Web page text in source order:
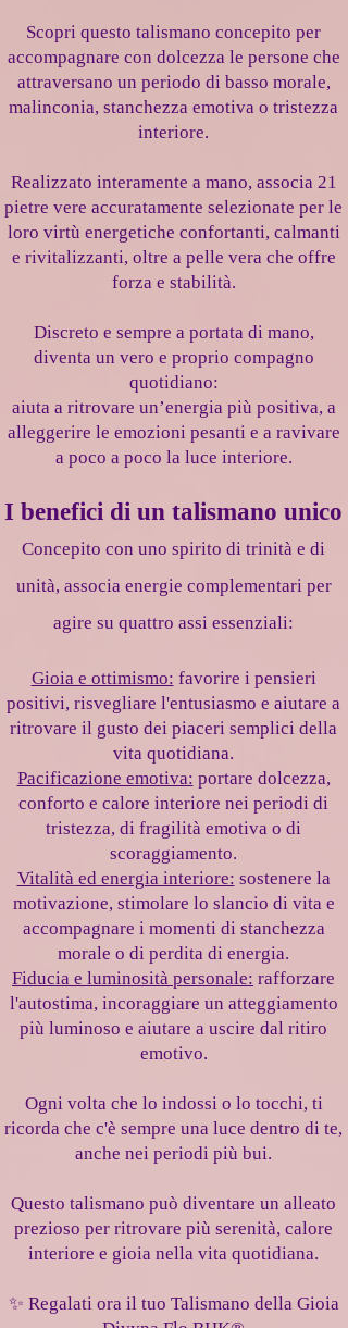
Scopri questo talismano concepito per
accompagnare con dolcezza le persone che
attraversano un periodo di basso morale,
malinconia, stanchezza emotiva o tristezza
interiore.
Realizzato interamente a mano, associa 21
pietre vere accuratamente selezionate per le
loro virtù energetiche confortanti, calmanti
e rivitalizzanti, oltre a pelle vera che offre
forza e stabilità.
Discreto e sempre a portata di mano,
diventa un vero e proprio compagno
quotidiano:
aiuta a ritrovare un’energia più positiva, a
alleggerire le emozioni pesanti e a ravivare
a poco a poco la luce interiore.
I benefici di un talismano unico
Concepito con uno spirito di trinità e di
unità, associa energie complementari per
agire su quattro assi essenziali:
Gioia e ottimismo: favorire i pensieri
positivi, risvegliare l'entusiasmo e aiutare a
ritrovare il gusto dei piaceri semplici della
vita quotidiana.
Pacificazione emotiva: portare dolcezza,
conforto e calore interiore nei periodi di
tristezza, di fragilità emotiva o di
scoraggiamento.
Vitalità ed energia interiore: sostenere la
motivazione, stimolare lo slancio di vita e
accompagnare i momenti di stanchezza
morale o di perdita di energia.
Fiducia e luminosità personale: rafforzare
l'autostima, incoraggiare un atteggiamento
più luminoso e aiutare a uscire dal ritiro
emotivo.
Ogni volta che lo indossi o lo tocchi, ti
ricorda che c'è sempre una luce dentro di te,
anche nei periodi più bui.
Questo talismano può diventare un alleato
prezioso per ritrovare più serenità, calore
interiore e gioia nella vita quotidiana.
✨ Regalati ora il tuo Talismano della Gioia